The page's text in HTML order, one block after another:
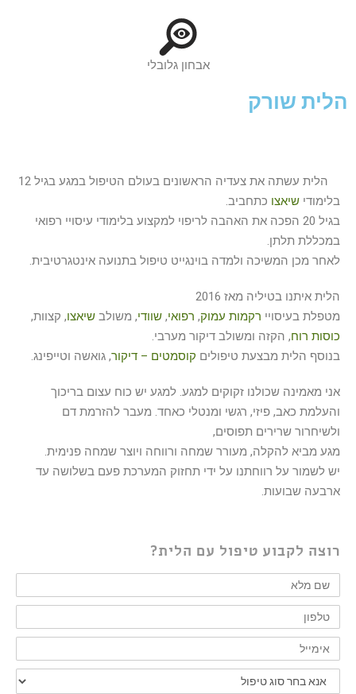
אבחון גלובלי
הלית שורק
הלית עשתה את צעדיה הראשונים בעולם הטיפול במגע בגיל 12
בלימודי שיאצו כתחביב.
בגיל 20 הפכה את האהבה לריפוי למקצוע בלימודי עיסויי רפואי
במכללת תלתן.
לאחר מכן המשיכה ולמדה בוינגייט טיפול בתנועה אינטגרטיבית.
הלית איתנו בטיליה מאז 2016
מטפלת בעיסויי רקמות עמוק, רפואי, שוודי, משולב שיאצו, קצוות,
כוסות רוח, הקזה ומשולב דיקור מערבי.
בנוסף הלית מבצעת טיפולים קוסמטים – דיקור, גואשה וטייפינג.
אני מאמינה שכולנו זקוקים למגע. למגע יש כוח עצום בריכוך
והעלמת כאב, פיזי, רגשי ומנטלי כאחד. מעבר להזרמת דם
ולשיחרור שרירים תפוסים,
מגע מביא להקלה, מעורר שמחה ורווחה ויוצר שמחה פנימית.
יש לשמור על רווחתנו על ידי תחזוק המערכת פעם בשלושה עד
ארבעה שבועות.
רוצה לקבוע טיפול עם הלית?
שם
מלא
טלפון
אימייל
סוג
הטיפול